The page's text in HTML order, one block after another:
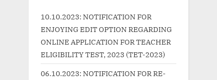
10.10.2023: NOTIFICATION FOR
ENJOYING EDIT OPTION REGARDING
ONLINE APPLICATION FOR TEACHER
ELIGIBILITY TEST, 2023 (TET-2023)
06.10.2023: NOTIFICATION FOR RE-